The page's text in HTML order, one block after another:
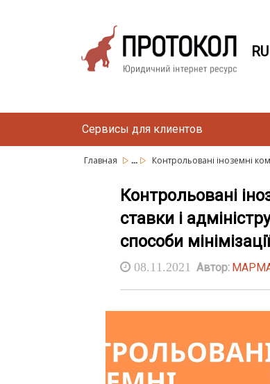
RU
Сервисы для клиентов
Главная ... Контрольовані іноземні
Контрольовані
ставки і
способи
08.11.2021 Автор: